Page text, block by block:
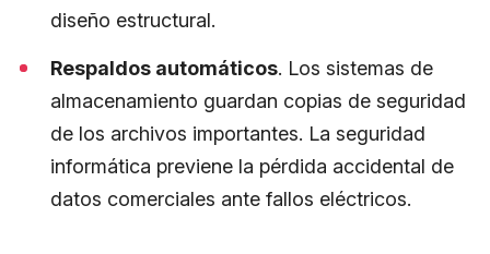
diseño estructural.
Respaldos automáticos. Los sistemas de
almacenamiento guardan copias de seguridad
de los archivos importantes. La seguridad
informática previene la pérdida accidental de
datos comerciales ante fallos eléctricos.